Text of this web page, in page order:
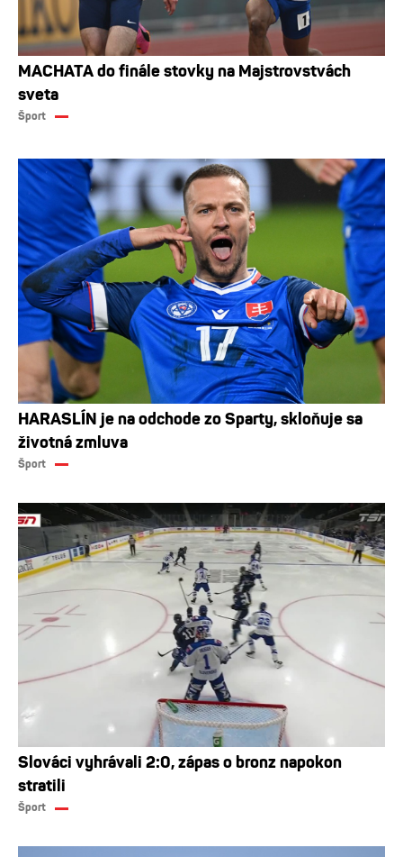
MACHATA do finále stovky na Majstrovstvách
sveta
Šport
HARASLÍN je na odchode zo Sparty, skloňuje sa
životná zmluva
Šport
Slováci vyhrávali 2:0, zápas o bronz napokon
stratili
Šport